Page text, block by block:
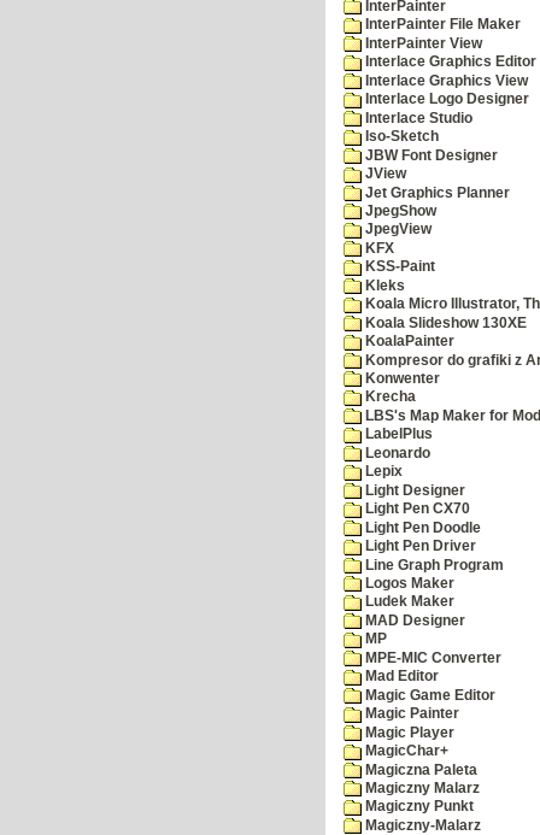
InterPainter
InterPainter File Maker
InterPainter View
Interlace Graphics Editor
Interlace Graphics View
Interlace Logo Designer
Interlace Studio
Iso-Sketch
JBW Font Designer
JView
Jet Graphics Planner
JpegShow
JpegView
KFX
KSS-Paint
Kleks
Koala Micro Illustrator,
Koala Slideshow 130XE
KoalaPainter
Kompresor do grafiki z
Konwenter
Krecha
LBS's Map Maker for
LabelPlus
Leonardo
Lepix
Light Designer
Light Pen CX70
Light Pen Doodle
Light Pen Driver
Line Graph Program
Logos Maker
Ludek Maker
MAD Designer
MP
MPE-MIC Converter
Mad Editor
Magic Game Editor
Magic Painter
Magic Player
MagicChar+
Magiczna Paleta
Magiczny Malarz
Magiczny Punkt
Magiczny-Malarz